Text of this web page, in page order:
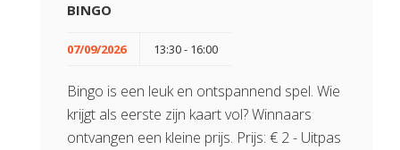
BINGO
07/09/2026 13:30 - 16:00
Bingo is een leuk en ontspannend spel. Wie
krijgt als eerste zijn kaart vol? Winnaars
ontvangen een kleine prijs. Prijs: € 2 - Uitpas